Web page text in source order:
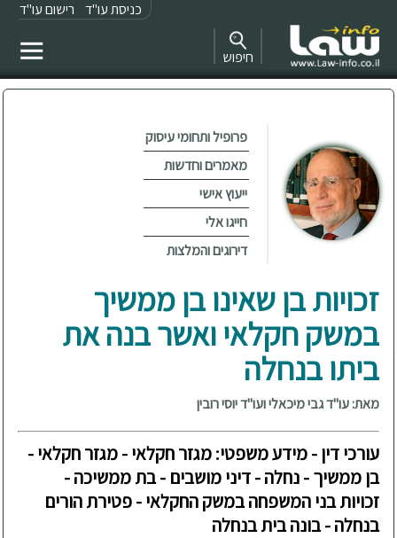
כניסת עו"ד רישום עו"ד
חיפוש
פרופיל ותחומי עיסוק
מאמרים וחדשות
ייעוץ אישי
חייגו אלי
דירוגים והמלצות
זכויות בן שאינו בן ממשיך
במשק חקלאי ואשר בנה את
ביתו בנחלה
מאת: עו"ד גבי מיכאלי ועו"ד יוסי רובין
עורכי דין - מידע משפטי: מגזר חקלאי - מגזר חקלאי -
בן ממשיך - נחלה - דיני מושבים - בת ממשיכה -
זכויות בני המשפחה במשק החקלאי - פטירת הורים
בנחלה - בונה בית בנחלה